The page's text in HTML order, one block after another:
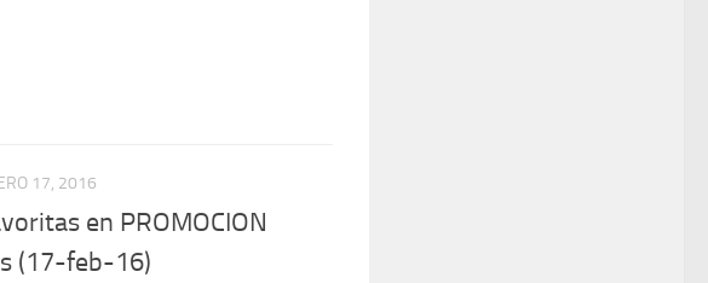
17, 2016
en PROMOCION
(17-feb-16)